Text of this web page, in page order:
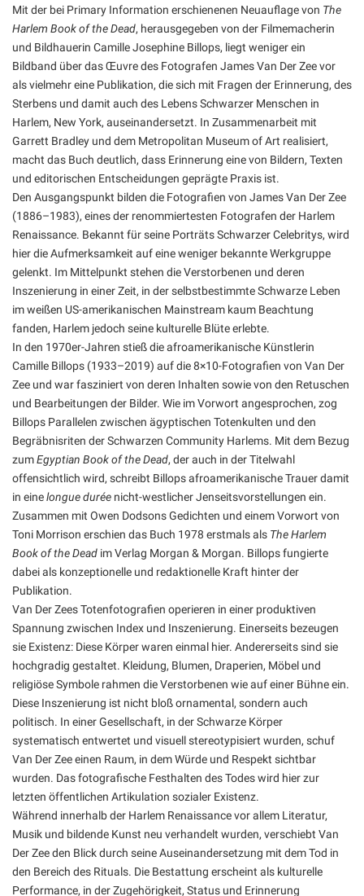
Mit der bei Primary Information erschienenen Neuauflage von The
Harlem Book of the Dead, herausgegeben von der Filmemacherin
und Bildhauerin Camille Josephine Billops, liegt weniger ein
Bildband über das Œuvre des Fotografen James Van Der Zee vor
als vielmehr eine Publikation, die sich mit Fragen der Erinnerung, des
Sterbens und damit auch des Lebens Schwarzer Menschen in
Harlem, New York, auseinandersetzt. In Zusammenarbeit mit
Garrett Bradley und dem Metropolitan Museum of Art realisiert,
macht das Buch deutlich, dass Erinnerung eine von Bildern, Texten
und editorischen Entscheidungen geprägte Praxis ist.
Den Ausgangspunkt bilden die Fotografien von James Van Der Zee
(1886–1983), eines der renommiertesten Fotografen der Harlem
Renaissance. Bekannt für seine Porträts Schwarzer Celebritys, wird
hier die Aufmerksamkeit auf eine weniger bekannte Werkgruppe
gelenkt. Im Mittelpunkt stehen die Verstorbenen und deren
Inszenierung in einer Zeit, in der selbstbestimmte Schwarze Leben
im weißen US-amerikanischen Mainstream kaum Beachtung
fanden, Harlem jedoch seine kulturelle Blüte erlebte.
In den 1970er-Jahren stieß die afroamerikanische Künstlerin
Camille Billops (1933–2019) auf die 8×10-Fotografien von Van Der
Zee und war fasziniert von deren Inhalten sowie von den Retuschen
und Bearbeitungen der Bilder. Wie im Vorwort angesprochen, zog
Billops Parallelen zwischen ägyptischen Totenkulten und den
Begräbnisriten der Schwarzen Community Harlems. Mit dem Bezug
zumEgyptian Book of the Dead, der auch in der Titelwahl
offensichtlich wird, schreibt Billops afroamerikanische Trauer damit
in einelongue durée nicht-westlicher Jenseitsvorstellungen ein.
Zusammen mit Owen Dodsons Gedichten und einem Vorwort von
Toni Morrison erschien das Buch 1978 erstmals als The Harlem
Book of the Dead im Verlag Morgan & Morgan. Billops fungierte
dabei als konzeptionelle und redaktionelle Kraft hinter der
Publikation.
Van Der Zees Totenfotografien operieren in einer produktiven
Spannung zwischen Index und Inszenierung. Einerseits bezeugen
sie Existenz: Diese Körper waren einmal hier. Andererseits sind sie
hochgradig gestaltet. Kleidung, Blumen, Draperien, Möbel und
religiöse Symbole rahmen die Verstorbenen wie auf einer Bühne ein.
Diese Inszenierung ist nicht bloß ornamental, sondern auch
politisch. In einer Gesellschaft, in der Schwarze Körper
systematisch entwertet und visuell stereotypisiert wurden, schuf
Van Der Zee einen Raum, in dem Würde und Respekt sichtbar
wurden. Das fotografische Festhalten des Todes wird hier zur
letzten öffentlichen Artikulation sozialer Existenz.
Während innerhalb der Harlem Renaissance vor allem Literatur,
Musik und bildende Kunst neu verhandelt wurden, verschiebt Van
Der Zee den Blick durch seine Auseinandersetzung mit dem Tod in
den Bereich des Rituals. Die Bestattung erscheint als kulturelle
Performance, in der Zugehörigkeit, Status und Erinnerung